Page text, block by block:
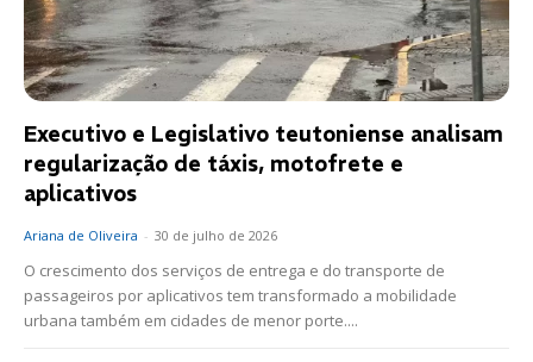
Executivo e Legislativo teutoniense analisam
regularização de táxis, motofrete e
aplicativos
Ariana de Oliveira - 30 de julho de 2026
O crescimento dos serviços de entrega e do transporte de
passageiros por aplicativos tem transformado a mobilidade
urbana também em cidades de menor porte....